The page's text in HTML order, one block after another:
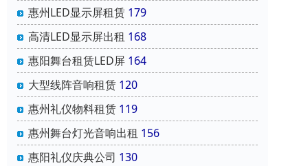
惠州LED显示屏租赁 179
高清LED显示屏出租 168
惠阳舞台租赁LED屏 164
大型线阵音响租赁 120
惠州礼仪物料租赁 119
惠州舞台灯光音响出租 156
惠阳礼仪庆典公司 130